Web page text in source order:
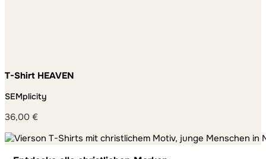
T-Shirt HEAVEN
SEMplicity
36,00 €